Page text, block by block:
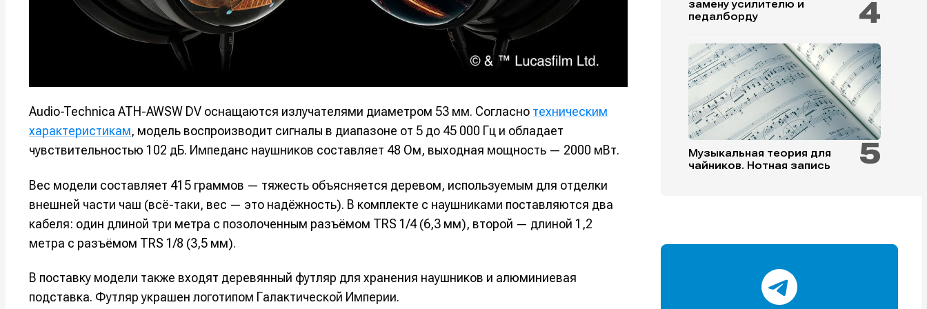
Вы сможете общаться в комментариях, добавлять материалы в избранное и
Электронная
Вы сможете общаться в комментариях, добавлять материалы в избранное и
Электронная
Вы сможете общаться в комментариях, добавлять материалы в избранное и
Электронная
Оборудование
Сцена
📖 Источники информации
👷 Профили специалистов
Скоро тут что-то будет
📻 Выбираем оборудование
✨ Разбираемся в эффектах
❤️‍🔥 Лучшие VST
Предложить новость
Вы сможете общаться в комментариях, добавлять материалы в избранное и
Электронная
Оборудование
Сцена
📖 Источники информации
👷 Профили специалистов
Скоро тут что-то будет
📻 Выбираем оборудование
✨ Разбираемся в эффектах
❤️‍🔥 Лучшие VST
Предложить новость
Audio-Technica ATH-AWSW DV оснащаются излучателями диаметром 53 мм. Согласно техническим
характеристикам, модель воспроизводит сигналы в диапазоне от 5 до 45 000 Гц и обладает
чувствительностью 102 дБ. Импеданс наушников составляет 48 Ом, выходная мощность — 2000 мВт.
Вес модели составляет 415 граммов — тяжесть объясняется деревом, используемым для отделки
внешней части чаш (всё-таки, вес — это надёжность). В комплекте с наушниками поставляются два
кабеля: один длиной три метра с позолоченным разъёмом TRS 1/4 (6,3 мм), второй — длиной 1,2
метра с разъёмом TRS 1/8 (3,5 мм).
В поставку модели также входят деревянный футляр для хранения наушников и алюминиевая
подставка. Футляр украшен логотипом Галактической Империи.
замену усилителю и
педалборду
Музыкальная теория для
чайников. Нотная запись